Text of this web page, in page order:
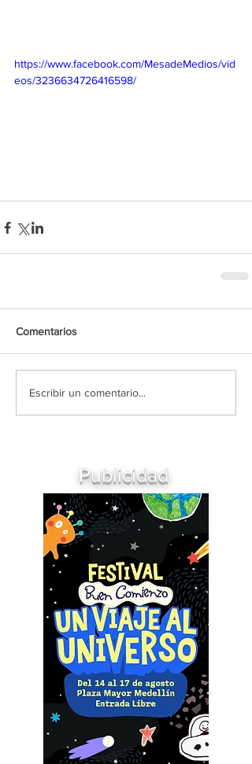
https://www.facebook.com/MesadeMedios/vid
eos/3236634726416598/
Comentarios
Escribir un comentario...
Publicidad